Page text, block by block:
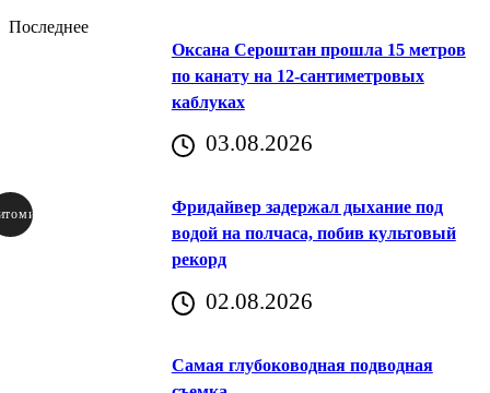
Последнее
Оксана Сероштан прошла 15 метров
по канату на 12-сантиметровых
каблуках
03.08.2026
Фридайвер задержал дыхание под
водой на полчаса, побив культовый
рекорд
02.08.2026
Самая глубоководная подводная